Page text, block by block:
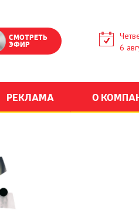
СМОТРЕТЬ
ЭФИР
6
РЕКЛАМА О